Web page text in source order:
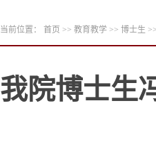
当前位置： 首页 >> 教育教学 >> 博士生
我院博士生